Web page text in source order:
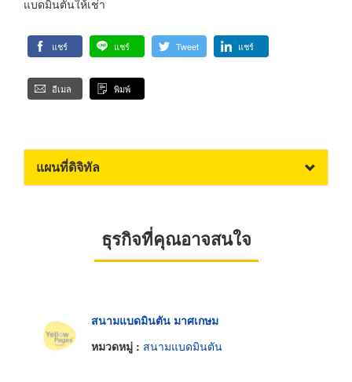
แบดมินตันให้เช่า
แชร์ แชร์ Tweet แชร์
อีเมล พิมพ์
แผนที่ดิจิทัล
ธุรกิจที่คุณอาจสนใจ
สนามแบดมินตัน มาศเกษม
หมวดหมู่ : สนามแบดมินตัน